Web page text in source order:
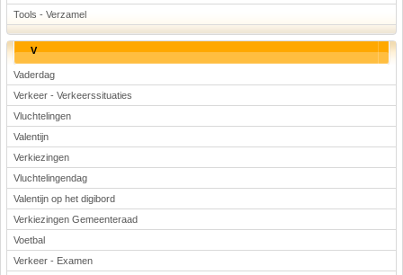
Tools - Verzamel
V
Vaderdag
Verkeer - Verkeerssituaties
Vluchtelingen
Valentijn
Verkiezingen
Vluchtelingendag
Valentijn op het digibord
Verkiezingen Gemeenteraad
Voetbal
Verkeer - Examen